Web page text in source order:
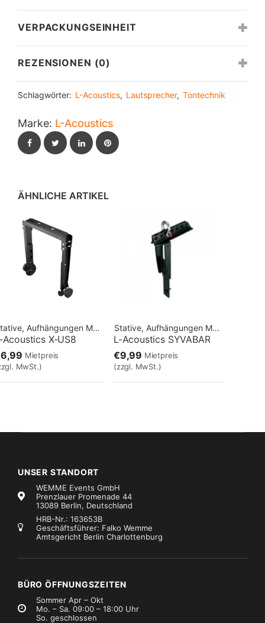
VERPACKUNGSEINHEIT
REZENSIONEN (0)
Schlagwörter: L-Acoustics, Lautsprecher, Tontechnik
Marke: L-Acoustics
FacebookTwitterLinkedInPinterest
ÄHNLICHE ARTIKEL
Aufhängungen Marke: L-Acoustics
Acoustics X-US8
Mietpreis
MwSt.)
Stative, Aufhängungen Marke:
L-Acoustics SYVABAR
€9,99 Mietpreis
(zzgl. MwSt.)
Aufhängungen
MwSt.)
Stative, Aufhängungen
(zzgl. MwSt.)
UNSER STANDORT
WEMME Events GmbH
Prenzlauer Promenade 44
13089 Berlin, Deutschland
HRB-Nr.: 163653B
Geschäftsführer: Falko Wemme
Amtsgericht Berlin Charlottenburg
BÜRO ÖFFNUNGSZEITEN
Sommer Apr – Okt
Mo. – Sa. 09:00 – 18:00 Uhr
So. geschlossen